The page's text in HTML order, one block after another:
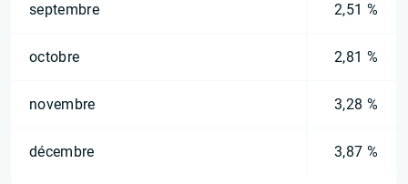
septembre 2,51 %
octobre 2,81 %
novembre 3,28 %
décembre 3,87 %